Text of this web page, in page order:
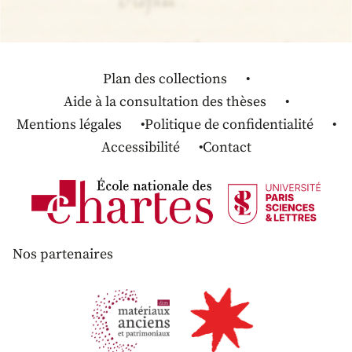
Plan des collections
Aide à la consultation des thèses
Mentions légales
Politique de confidentialité
Accessibilité
Contact
Nos partenaires